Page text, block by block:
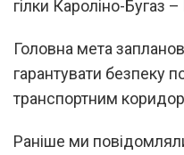
гілки Кароліно-Бугаз –
Головна мета
гарантувати безпеку
транспортним
Раніше ми